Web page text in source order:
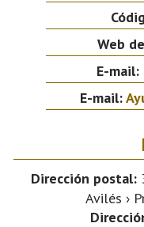
Web
E-mail:
E-mail:
Dirección postal:
Avilés ›